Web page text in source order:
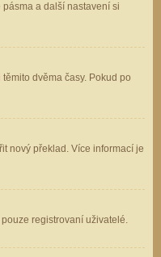
a další nastavení si
dvěma časy. Pokud po
nový překlad. Více informací je
registrovaní uživatelé.